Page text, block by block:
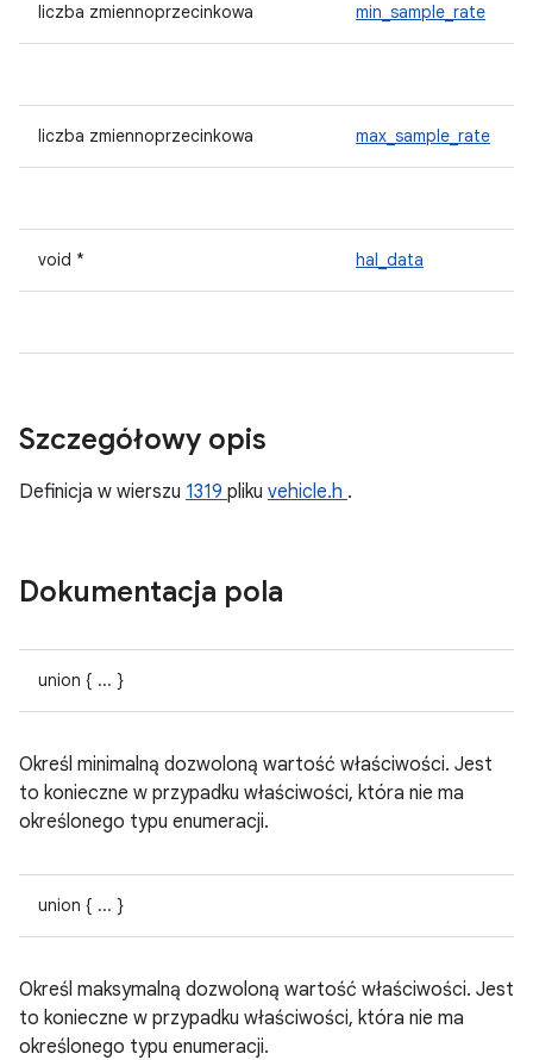
liczba zmiennoprzecinkowa min_sample_rate
liczba zmiennoprzecinkowa max_sample_rate
void * hal_data
Szczegółowy opis
Definicja w wierszu 1319 pliku vehicle.h .
Dokumentacja pola
union { ... }
Określ minimalną dozwoloną wartość właściwości. Jest
to konieczne w przypadku właściwości, która nie ma
określonego typu enumeracji.
union { ... }
Określ maksymalną dozwoloną wartość właściwości. Jest
to konieczne w przypadku właściwości, która nie ma
określonego typu enumeracji.